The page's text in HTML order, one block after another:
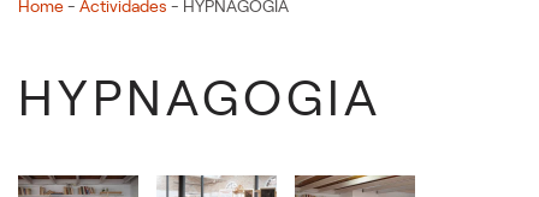
Home- Actividades - HYPNAGOGIA
HYPNAGOGIA